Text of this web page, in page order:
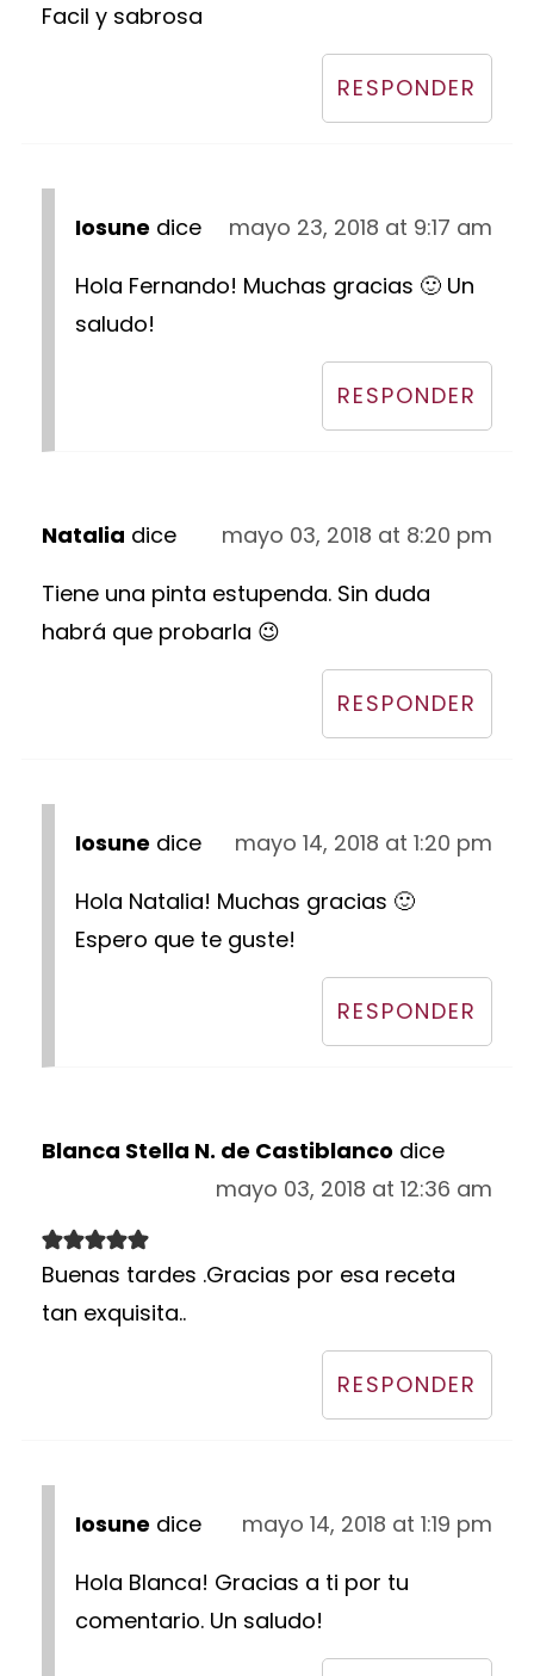
Facil y sabrosa
RESPONDER
Iosune dice
mayo 23, 2018 at 9:17 am
Hola Fernando! Muchas gracias 🙂 Un
saludo!
RESPONDER
Natalia dice
mayo 03, 2018 at 8:20 pm
Tiene una pinta estupenda. Sin duda
habrá que probarla 😉
RESPONDER
Iosune dice
mayo 14, 2018 at 1:20 pm
Hola Natalia! Muchas gracias 🙂
Espero que te guste!
RESPONDER
Blanca Stella N. de Castiblanco dice
mayo 03, 2018 at 12:36 am
Buenas tardes .Gracias por esa receta
tan exquisita..
RESPONDER
Iosune dice
mayo 14, 2018 at 1:19 pm
Hola Blanca! Gracias a ti por tu
comentario. Un saludo!